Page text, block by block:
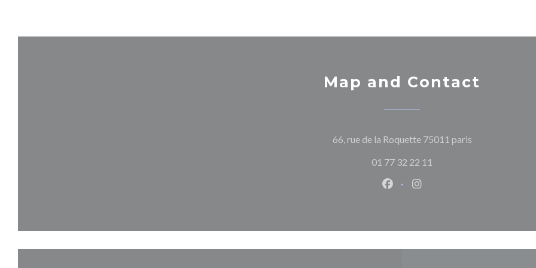
Map and Contact
66, rue de la Roquette 75011 paris((opens in a
01 77 32 22 11
Facebook ((opens in a new
Instagram ((opens in a